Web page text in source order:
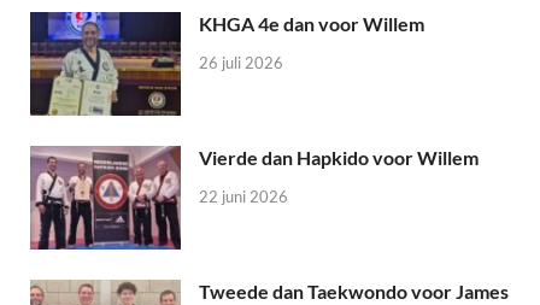
KHGA 4e dan voor Willem
26 juli 2026
Vierde dan Hapkido voor Willem
22 juni 2026
Tweede dan Taekwondo voor James